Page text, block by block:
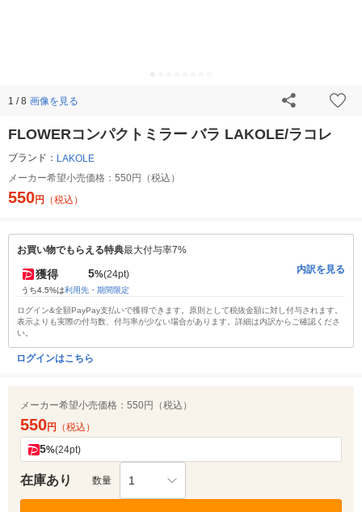
1 / 8 画像を見る
FLOWERコンパクトミラー バラ LAKOLE/ラコレ
ブランド： LAKOLE
メーカー希望小売価格： 550円（税込）
550円 （税込）
お買い物でもらえる特典最大付与率7%
獲得 5%(24pt)
うち4.5%は利用先・期間限定
内訳を見る
ログイン&全額PayPay支払いで獲得できます。原則として税抜金額に対し付与されます。
表示よりも実際の付与数、付与率が少ない場合があります。詳細は内訳からご確認くださ
い。
ログインはこちら
メーカー希望小売価格： 550円（税込）
550円 （税込）
5%(24pt)
在庫あり 数量 1